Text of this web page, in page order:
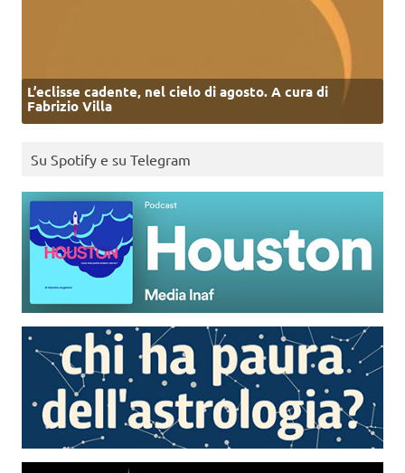
L’eclisse cadente, nel cielo di agosto. A cura di
Fabrizio Villa
Su Spotify e su Telegram